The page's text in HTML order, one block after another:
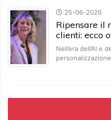
25-06-2026
Ripensare il
clienti: ecco
Nell’era dell’AI e